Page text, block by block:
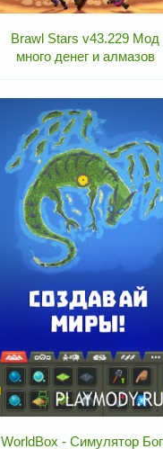
Brawl Stars v43.229 Мод
много денег и алмазов
WorldBox - Симулятор